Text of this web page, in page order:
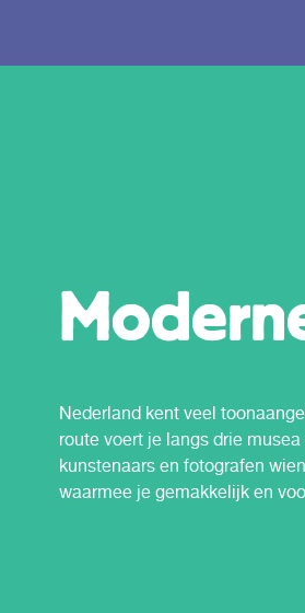
Ticket reis je
dag onbeperkt met de
waterbus voor een
Zuid-Holland.
Met een Tourist
onbeperkt reizen
en waterbus door
Ontdek wat
Nederland kent veel
route voert je langs drie
kunstenaars en fotografen
waarmee je gemakkelijk en